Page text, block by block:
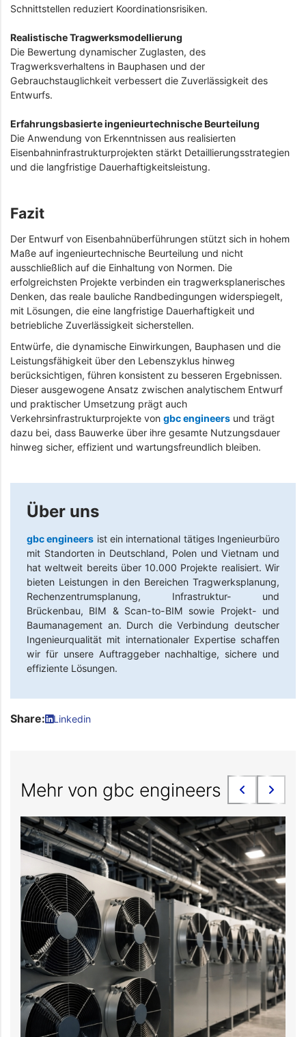
Schnittstellen reduziert Koordinationsrisiken.
Realistische Tragwerksmodellierung
Die Bewertung dynamischer Zuglasten, des
Tragwerksverhaltens in Bauphasen und der
Gebrauchstauglichkeit verbessert die Zuverlässigkeit des
Entwurfs.
Erfahrungsbasierte ingenieurtechnische Beurteilung
Die Anwendung von Erkenntnissen aus realisierten
Eisenbahninfrastrukturprojekten stärkt Detaillierungsstrategien
und die langfristige Dauerhaftigkeitsleistung.
Fazit
Der Entwurf von Eisenbahnüberführungen stützt sich in hohem
Maße auf ingenieurtechnische Beurteilung und nicht
ausschließlich auf die Einhaltung von Normen. Die
erfolgreichsten Projekte verbinden ein tragwerksplanerisches
Denken, das reale bauliche Randbedingungen widerspiegelt,
mit Lösungen, die eine langfristige Dauerhaftigkeit und
betriebliche Zuverlässigkeit sicherstellen.
Entwürfe, die dynamische Einwirkungen, Bauphasen und die
Leistungsfähigkeit über den Lebenszyklus hinweg
berücksichtigen, führen konsistent zu besseren Ergebnissen.
Dieser ausgewogene Ansatz zwischen analytischem Entwurf
und praktischer Umsetzung prägt auch
Verkehrsinfrastrukturprojekte von gbc engineers und trägt
dazu bei, dass Bauwerke über ihre gesamte Nutzungsdauer
hinweg sicher, effizient und wartungsfreundlich bleiben.
Über uns
gbc engineers ist ein international tätiges Ingenieurbüro
mit Standorten in Deutschland, Polen und Vietnam und
hat weltweit bereits über 10.000 Projekte realisiert. Wir
bieten Leistungen in den Bereichen Tragwerksplanung,
Rechenzentrumsplanung, Infrastruktur- und
Brückenbau, BIM & Scan-to-BIM sowie Projekt- und
Baumanagement an. Durch die Verbindung deutscher
Ingenieurqualität mit internationaler Expertise schaffen
wir für unsere Auftraggeber nachhaltige, sichere und
effiziente Lösungen.
Share: Linkedin
Mehr von gbc engineers